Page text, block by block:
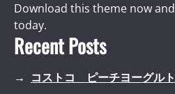
Download this theme now
today.
Recent Posts
コストコ ピーチヨーグル